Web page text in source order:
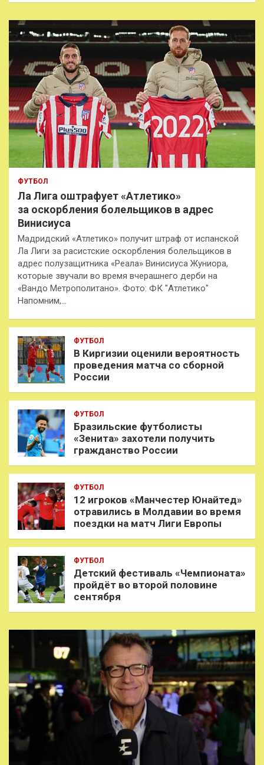
к
ФУТБОЛ
Ла Лига оштрафует «Атлетико»
за оскорбления болельщиков в адрес
Винисиуса
Мадридский «Атлетико» получит штраф от испанской
Ла Лиги за расистские оскорбления болельщиков в
адрес полузащитника «Реала» Винисиуса Жуниора,
которые звучали во время вчерашнего дерби на
«Вандо Метрополитано». Фото: ФК "Атлетико"
Напомним,…
ФУТБОЛ
В Киргизии оценили вероятность
проведения матча со сборной
России
ФУТБОЛ
Бразильские футболисты
«Зенита» захотели получить
гражданство России
ФУТБОЛ
12 игроков «Манчестер Юнайтед»
отравились в Молдавии во время
поездки на матч Лиги Европы
ФУТБОЛ
Детский фестиваль «Чемпионата»
пройдёт во второй половине
сентября